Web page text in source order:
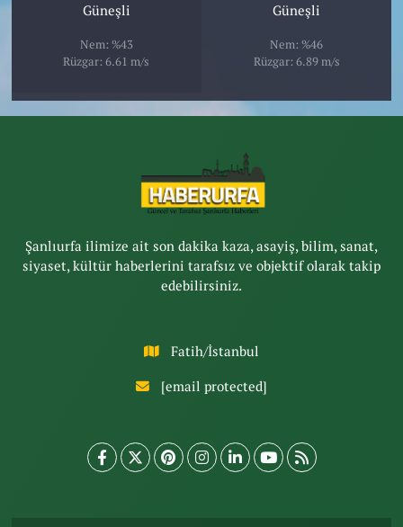
Güneşli
Nem: %43
Rüzgar: 6.61 m/s
Güneşli
Nem: %46
Rüzgar: 6.89 m/s
Şanlıurfa ilimize ait son dakika kaza, asayiş, bilim, sanat,
siyaset, kültür haberlerini tarafsız ve objektif olarak takip
edebilirsiniz.
Fatih/İstanbul
[email protected]